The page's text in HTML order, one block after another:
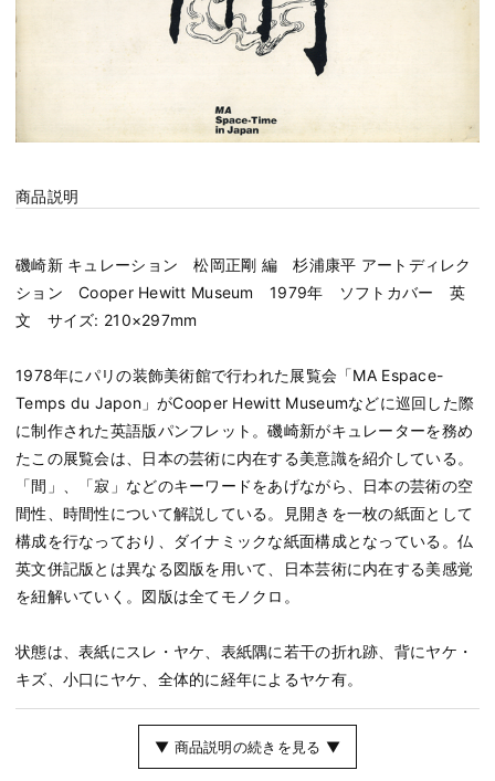
商品説明
磯崎新 キュレーション 松岡正剛 編 杉浦康平 アートディレク
ション Cooper Hewitt Museum 1979年 ソフトカバー 英
文 サイズ: 210×297mm
1978年にパリの装飾美術館で行われた展覧会「MA Espace-
Temps du Japon」がCooper Hewitt Museumなどに巡回した際
に制作された英語版パンフレット。磯崎新がキュレーターを務め
たこの展覧会は、日本の芸術に内在する美意識を紹介している。
「間」、「寂」などのキーワードをあげながら、日本の芸術の空
間性、時間性について解説している。見開きを一枚の紙面として
構成を行なっており、ダイナミックな紙面構成となっている。仏
英文併記版とは異なる図版を用いて、日本芸術に内在する美感覚
を紐解いていく。図版は全てモノクロ。
状態は、表紙にスレ・ヤケ、表紙隅に若干の折れ跡、背にヤケ・
キズ、小口にヤケ、全体的に経年によるヤケ有。
▼ 商品説明の続きを見る ▼